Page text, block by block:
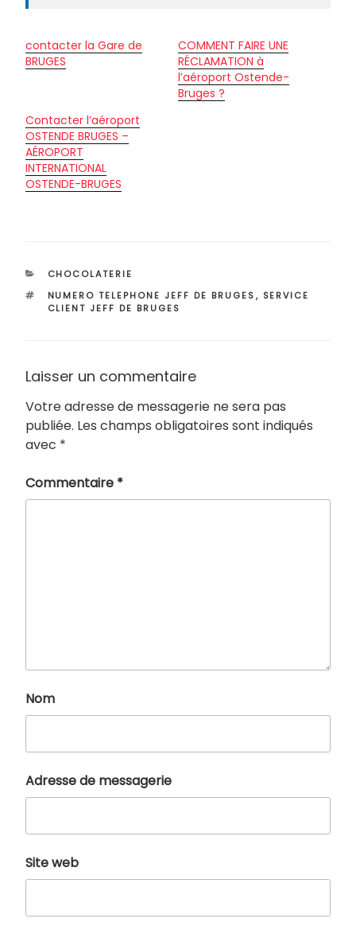
contacter la Gare de
BRUGES
COMMENT FAIRE UNE
RÉCLAMATION à
l’aéroport Ostende-
Bruges ?
Contacter l’aéroport
OSTENDE BRUGES –
AÉROPORT
INTERNATIONAL
OSTENDE-BRUGES
CATÉGORIES
CHOCOLATERIE
ÉTIQUETTES
NUMERO TELEPHONE JEFF DE BRUGES, SERVICE
CLIENT JEFF DE BRUGES
Laisser un commentaire
Votre adresse de messagerie ne sera pas
publiée. Les champs obligatoires sont indiqués
avec *
Commentaire *
Nom
Adresse de messagerie
Site web